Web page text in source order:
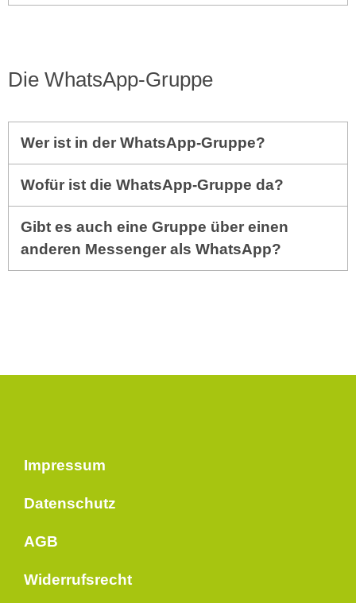
Die WhatsApp-Gruppe
Wer ist in der WhatsApp-Gruppe?
Wofür ist die WhatsApp-Gruppe da?
Gibt es auch eine Gruppe über einen
anderen Messenger als WhatsApp?
Impressum
Datenschutz
AGB
Widerrufsrecht